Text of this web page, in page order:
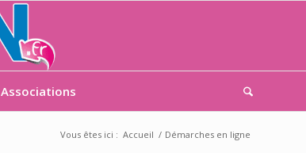
Associations
Vous êtes ici : Accueil / Démarches en ligne